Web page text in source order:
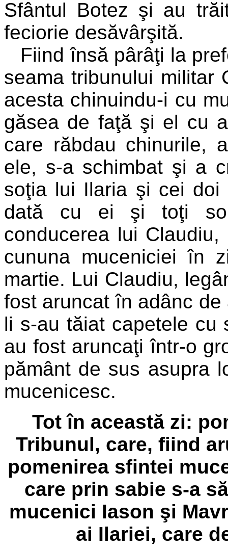
Sfântul Botez şi au
feciorie desăvârşită.
Fiind însă pârâţi la
seama tribunului militar
acesta chinuindu-i cu
găsea de faţă şi el cu
care răbdau chinurile,
ele, s-a schimbat şi a
soţia lui Ilaria şi cei
dată cu ei şi toţi
conducerea lui
cununa muceniciei în
martie. Lui Claudiu,
fost aruncat în adânc
li s-au tăiat capetele cu
au fost aruncaţi într-o
pământ de sus asupra
mucenicesc.
Tot în această zi:
Tribunul, care, fiind
pomenirea sfintei
care prin sabie s-a
mucenici Iason şi
ai Ilariei, care